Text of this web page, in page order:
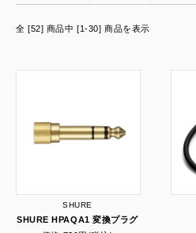
全 [52] 商品中 [1-30] 商品を表示
SHURE
SHURE HPAQA1 変換プラグ